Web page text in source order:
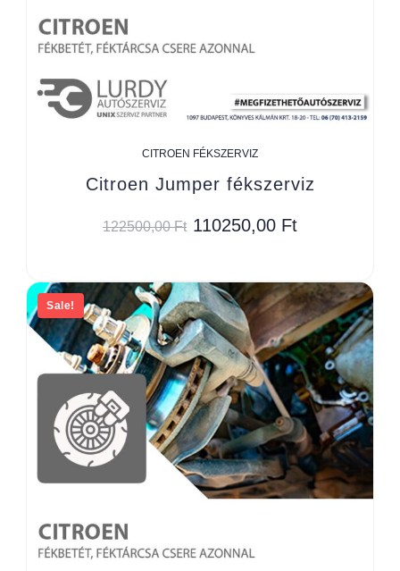
CITROEN FÉKSZERVIZ
Citroen Jumper fékszerviz
122500,00Ft 110250,00 Ft
Sale!